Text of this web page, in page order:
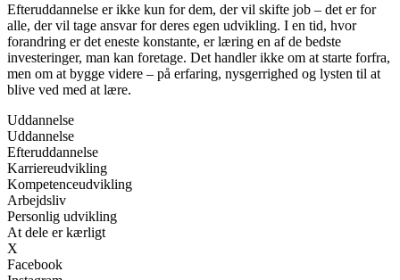
Efteruddannelse er ikke kun for dem, der vil skifte job – det er for
alle, der vil tage ansvar for deres egen udvikling. I en tid, hvor
forandring er det eneste konstante, er læring en af de bedste
investeringer, man kan foretage. Det handler ikke om at starte forfra,
men om at bygge videre – på erfaring, nysgerrighed og lysten til at
blive ved med at lære.
Uddannelse
Uddannelse
Efteruddannelse
Karriereudvikling
Kompetenceudvikling
Arbejdsliv
Personlig udvikling
At dele er kærligt
X
Facebook